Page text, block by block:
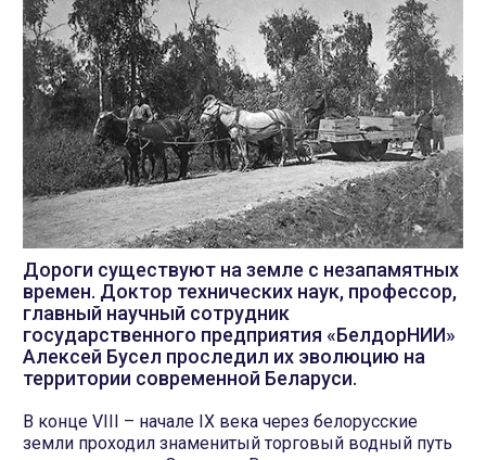
Дороги существуют на земле с незапамятных
времен. Доктор технических наук, профессор,
главный научный сотрудник
государственного предприятия «БелдорНИИ»
Алексей Бусел проследил их эволюцию на
территории современной Беларуси.
В конце VIII – начале IX века через белорусские
земли проходил знаменитый торговый водный путь